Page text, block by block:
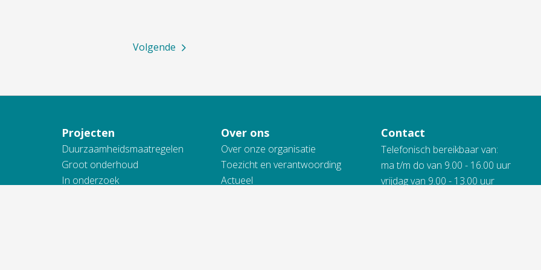
Volgende
Projecten
Duurzaamheidsmaatregelen
Groot onderhoud
In onderzoek
Over ons
Over onze organisatie
Toezicht en verantwoording
Actueel
Contact
Telefonisch bereikbaar van:
ma t/m do van 9.00 - 16.00 uur
vrijdag van 9.00 - 13.00 uur